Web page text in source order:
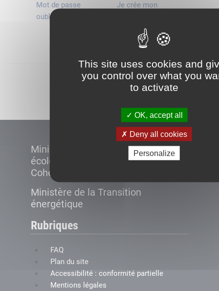
This site uses cookies and
you control over what you
to activate
OK, accept all
Deny all cookies
Personalize
Mot de passe
oublié ?
Je crée mon
Démarrer
Ministère de la Transition
écologique et de la
Cohésion des territoires
Ministère de la Transition
énergétique
Rubriques
FAQ
Plan du site
Accessibilité : conformité partielle
Mentions légales